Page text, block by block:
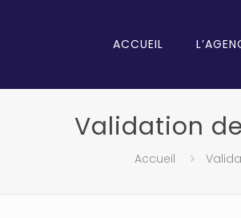
ACCUEIL
Validation
Accueil